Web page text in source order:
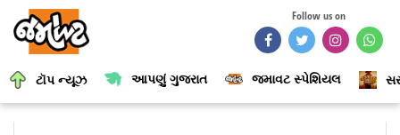
Follow us on
ટૉપ ન્યૂઝ આપણું ગુજરાત જમાવટ સ્પેશિયલ